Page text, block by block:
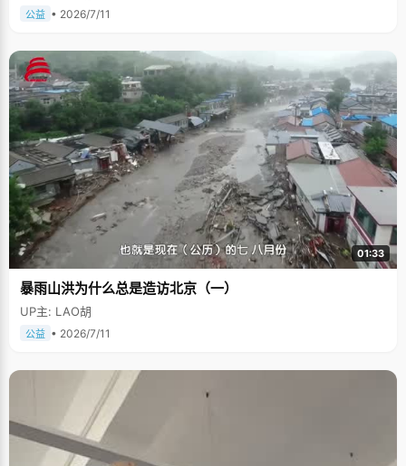
公益 • 2026/7/11
01:33
暴雨山洪为什么总是造访北京（一）
UP主: LAO胡
公益 • 2026/7/11